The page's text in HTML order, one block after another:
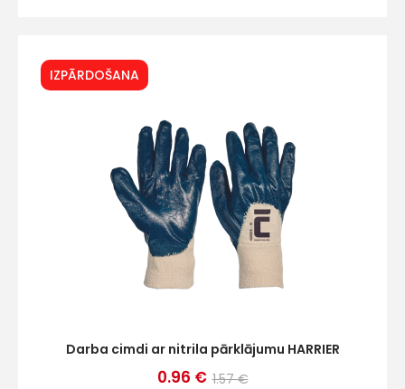
IZPĀRDOŠANA
Darba cimdi ar nitrila pārklājumu HARRIER
0.96 € 1.57 €